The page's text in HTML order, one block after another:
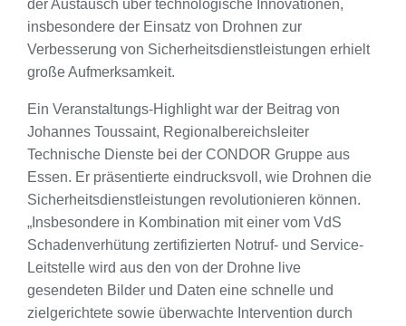
der Austausch über technologische Innovationen,
insbesondere der Einsatz von Drohnen zur
Verbesserung von Sicherheitsdienstleistungen erhielt
große Aufmerksamkeit.
Ein Veranstaltungs-Highlight war der Beitrag von
Johannes Toussaint, Regionalbereichsleiter
Technische Dienste bei der CONDOR Gruppe aus
Essen. Er präsentierte eindrucksvoll, wie Drohnen die
Sicherheitsdienstleistungen revolutionieren können.
„Insbesondere in Kombination mit einer vom VdS
Schadenverhütung zertifizierten Notruf- und Service-
Leitstelle wird aus den von der Drohne live
gesendeten Bilder und Daten eine schnelle und
zielgerichtete sowie überwachte Intervention durch